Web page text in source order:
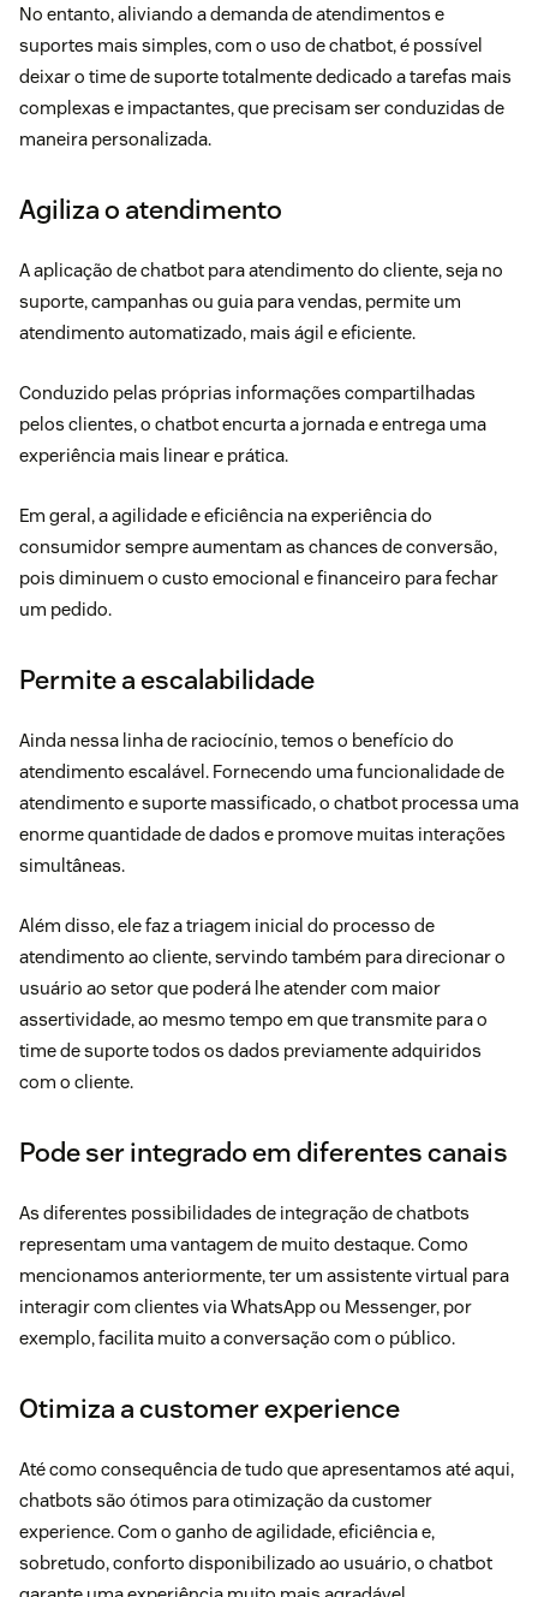
No entanto, aliviando a demanda de atendimentos e
suportes mais simples, com o uso de chatbot, é possível
deixar o time de suporte totalmente dedicado a tarefas mais
complexas e impactantes, que precisam ser conduzidas de
maneira personalizada.
Agiliza o atendimento
A aplicação de chatbot para atendimento do cliente, seja no
suporte, campanhas ou guia para vendas, permite um
atendimento automatizado, mais ágil e eficiente.
Conduzido pelas próprias informações compartilhadas
pelos clientes, o chatbot encurta a jornada e entrega uma
experiência mais linear e prática.
Em geral, a agilidade e eficiência na experiência do
consumidor sempre aumentam as chances de conversão,
pois diminuem o custo emocional e financeiro para fechar
um pedido.
Permite a escalabilidade
Ainda nessa linha de raciocínio, temos o benefício do
atendimento escalável. Fornecendo uma funcionalidade de
atendimento e suporte massificado, o chatbot processa uma
enorme quantidade de dados e promove muitas interações
simultâneas.
Além disso, ele faz a triagem inicial do processo de
atendimento ao cliente, servindo também para direcionar o
usuário ao setor que poderá lhe atender com maior
assertividade, ao mesmo tempo em que transmite para o
time de suporte todos os dados previamente adquiridos
com o cliente.
Pode ser integrado em diferentes canais
As diferentes possibilidades de integração de chatbots
representam uma vantagem de muito destaque. Como
mencionamos anteriormente, ter um assistente virtual para
interagir com clientes via WhatsApp ou Messenger, por
exemplo, facilita muito a conversação com o público.
Otimiza a customer experience
Até como consequência de tudo que apresentamos até aqui,
chatbots são ótimos para otimização da customer
experience. Com o ganho de agilidade, eficiência e,
sobretudo, conforto disponibilizado ao usuário, o chatbot